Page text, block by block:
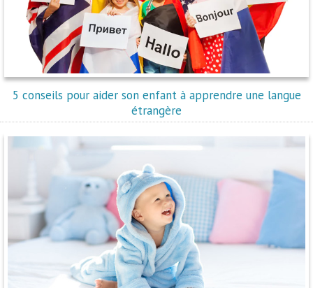
5 conseils pour aider son enfant à apprendre une langue
étrangère